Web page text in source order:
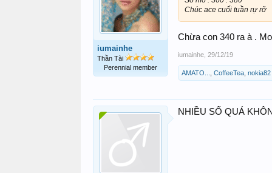
iumainhe
Thần Tài
Perennial member
Chúc ace cuối tuần rự rỡ
Chừa con 340 ra à .
iumainhe 29/12/19
AMATO... CoffeeTea nokia82
NHIỀU SỐ QUÁ